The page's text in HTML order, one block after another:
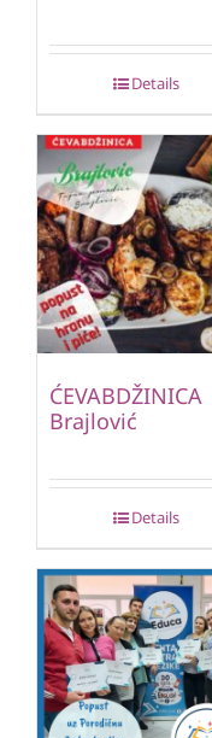
Details
ĆEVABDŽINICA
Brajlović
Details